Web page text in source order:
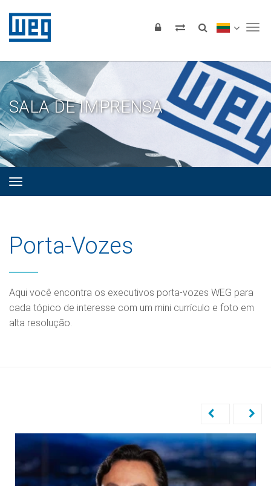
SALA DE IMPRENSA
Porta-Vozes
Aqui você encontra os executivos porta-vozes WEG para
cada tópico de interesse com um mini currículo e foto em
alta resolução.